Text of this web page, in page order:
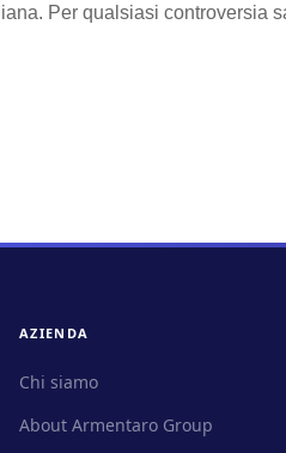
Per qualsiasi controversia
AZIENDA
Chi siamo
About Armentaro Group